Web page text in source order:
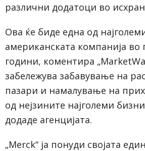
различни додатоци во
Ова ќе биде една од
американската компанија во
години, коментира
забележува забавување на
пазари и намалување на
од нејзините најголеми
додаде агенцијата.
„Merck“ ја понуди својата